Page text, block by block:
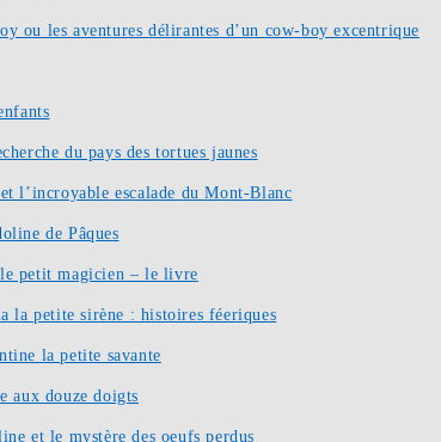
ou les aventures délirantes d’un cow-boy excentrique
du pays des tortues jaunes
l’incroyable escalade du Mont-Blanc
de Pâques
petit magicien – le livre
la petite sirène : histoires féeriques
la petite savante
aux douze doigts
et le mystère des oeufs perdus